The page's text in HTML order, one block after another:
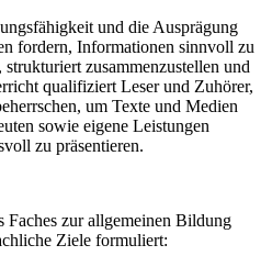
und die Ausprägung
fordern, Informationen sinnvoll zu
zusammenzustellen und
qualifiziert Leser und Zuhörer,
um Texte und Medien
sowie eigene Leistungen
zu präsentieren.
Faches zur allgemeinen Bildung
Ziele formuliert: